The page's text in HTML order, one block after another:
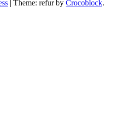
| Theme: refur by Crocoblock.